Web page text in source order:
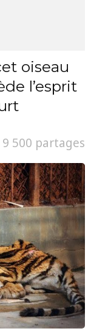
oiseau
l’esprit
9 500 partages